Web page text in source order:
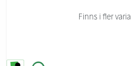
Finns i fler